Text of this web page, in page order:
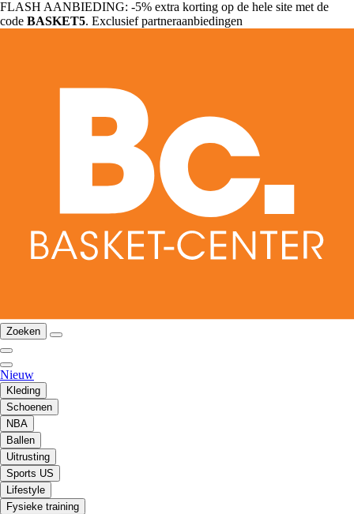
FLASH AANBIEDING: -5% extra korting op de hele site met de
code BASKET5. Exclusief partneraanbiedingen
Zoeken
Nieuw
Kleding
Schoenen
NBA
Ballen
Uitrusting
Sports US
Lifestyle
Fysieke training